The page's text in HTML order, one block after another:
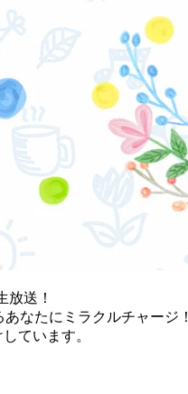
放送！
なたにミラクルチャージ！
ています。